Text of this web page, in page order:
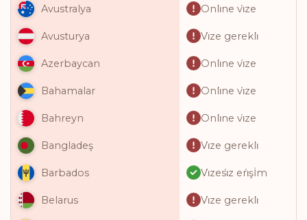
Avustralya Onli̇ne vi̇ze
Avusturya Vi̇ze gerekli̇
Azerbaycan Onli̇ne vi̇ze
Bahamalar Onli̇ne vi̇ze
Bahreyn Onli̇ne vi̇ze
Bangladeş Vi̇ze gerekli̇
Barbados Vi̇zesi̇z eri̇şİm
Belarus Vi̇ze gerekli̇